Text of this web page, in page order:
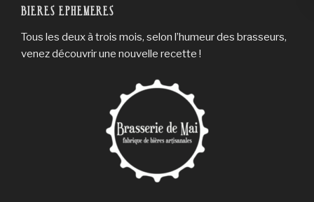
BIERES EPHEMERES
Tous les deux à trois mois, selon l’humeur des brasseurs,
venez découvrir une nouvelle recette !